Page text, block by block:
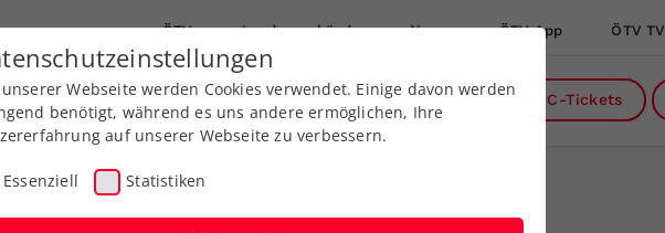
ÖTV Landesverbände News ÖTV App ÖTV TV
Ausbildung Services Über uns DC-Tickets
Webseite werden Cookies verwendet. Einige davon werden
benötigt, während es uns andere ermöglichen, Ihre
auf unserer Webseite zu verbessern.
Essenziell Statistiken